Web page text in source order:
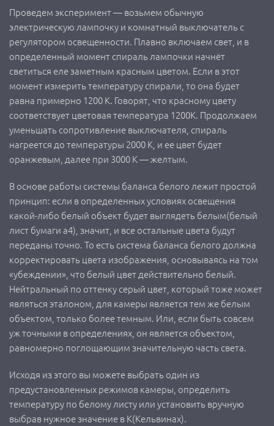
Проведем эксперимент — возьмем обычную
электрическую лампочку и комнатный выключатель с
регулятором освещенности. Плавно включаем свет, и в
определенный момент спираль лампочки начнёт
светиться еле заметным красным цветом. Если в этот
момент измерить температуру спирали, то она будет
равна примерно 1200 К. Говорят, что красному цвету
соответствует цветовая температура 1200К. Продолжаем
уменьшать сопротивление выключателя, спираль
нагреется до температуры 2000 К, и ее цвет будет
оранжевым, далее при 3000 К — желтым.
В основе работы системы баланса белого лежит простой
принцип: если в определенных условиях освещения
какой-либо белый объект будет выглядеть белым(белый
лист бумаги а4), значит, и все остальные цвета будут
переданы точно. То есть система баланса белого должна
корректировать цвета изображения, основываясь на том
«убеждении», что белый цвет действительно белый.
Нейтральный по оттенку серый цвет, который тоже может
являться эталоном, для камеры является тем же белым
объектом, только более темным. Или, если быть совсем
уж точными в определениях, он является объектом,
равномерно поглощающим значительную часть света.
Исходя из этого вы можете выбрать один из
предустановленных режимов камеры, определить
температуру по белому листу или установить вручную
выбрав нужное значение в К(Кельвинах).